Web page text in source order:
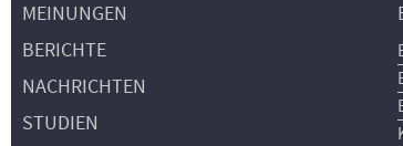
MEINUNGEN
BERICHTE
NACHRICHTEN
STUDIEN